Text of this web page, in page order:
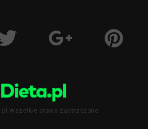
Wszelkie prawa zastrzeżone.